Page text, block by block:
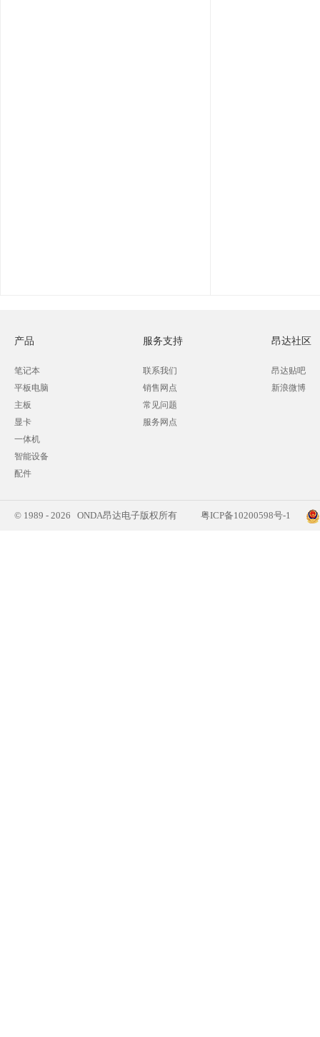
产品
笔记本
平板电脑
主板
显卡
一体机
智能设备
配件
服务支持
联系我们
销售网点
常见问题
服务网点
昂达社区
昂达贴吧
新浪微博
© 1989 - 2026 ONDA昂达电子版权所有 粤ICP备10200598号-1